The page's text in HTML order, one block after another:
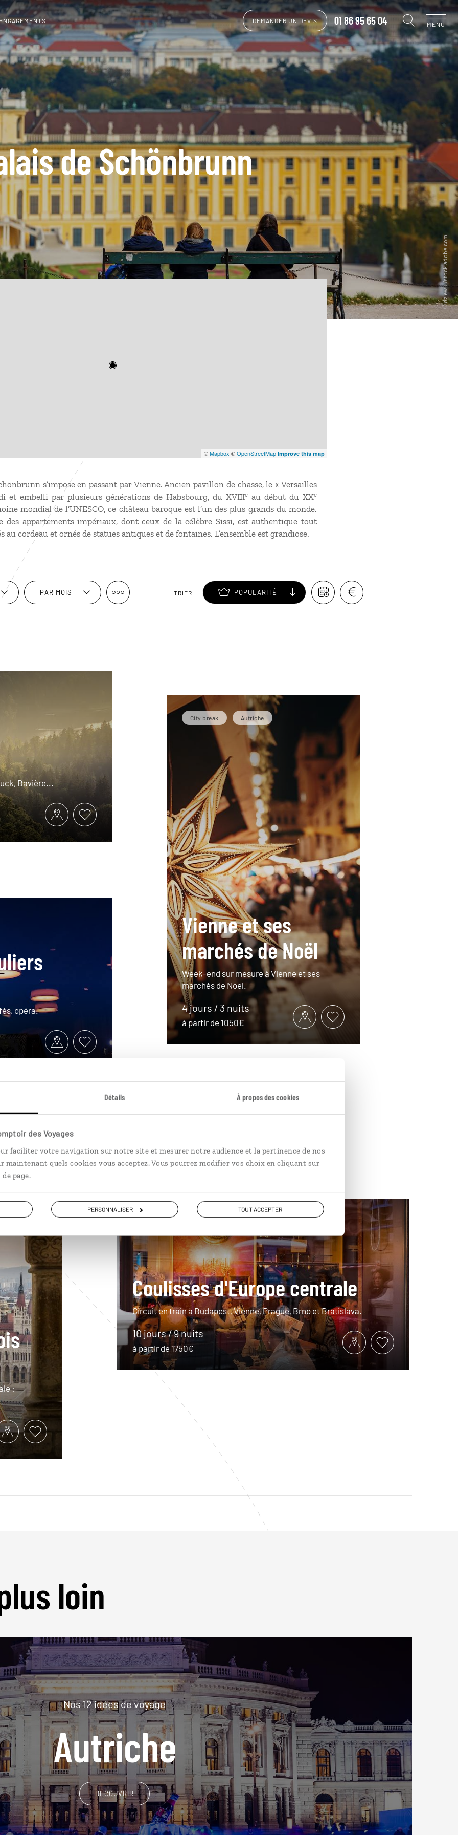
Détails À propos des cookies
des Voyages
faciliter votre navigation sur notre site et mesurer notre audience et la pertinence de nos
maintenant quels cookies vous acceptez. Vous pourrez modifier vos choix en cliquant sur
page.
PERSONNALISER TOUT ACCEPTER
DEMANDER UN DEVIS 01 86 95 65 04 MENU
de Schönbrunn
©Mapbox ©OpenStreetMap Improve this map
s’impose en passant par Vienne. Ancien pavillon de chasse, le « Versailles
et embelli par plusieurs générations de Habsbourg, du XVIIIe au début du XXe
mondial de l’UNESCO, ce château baroque est l’un des plus grands du monde.
des appartements impériaux, dont ceux de la célèbre Sissi, est authentique tout
cordeau et ornés de statues antiques et de fontaines. L’ensemble est grandiose.
PAR MOIS TRIER POPULARITÉ
Bavière...
opéra.
City break Autriche
Vienne et ses
marchés de Noël
Week-end sur mesure à Vienne et ses
marchés de Noël.
4 jours / 3 nuits
à partir de 1050€
:
Coulisses d'Europe centrale
Circuit en train à Budapest, Vienne, Prague, Brno et Bratislava.
10 jours / 9 nuits
à partir de 1750€
loin
Nos 12 idées de voyage
Autriche
DÉCOUVRIR